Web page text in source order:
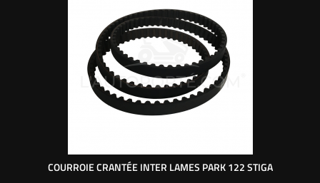
COURROIE CRANTÉE INTER LAMES PARK 122 STIGA